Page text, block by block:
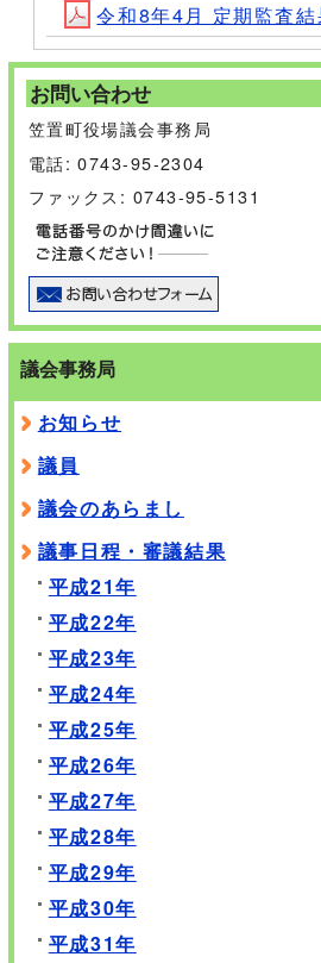
令和8年4月 定期監査結
お問い合わせ
笠置町役場議会事務局
電話: 0743-95-2304
ファックス: 0743-95-5131
議会事務局
お知らせ
議員
議会のあらまし
議事日程・審議結果
平成21年
平成22年
平成23年
平成24年
平成25年
平成26年
平成27年
平成28年
平成29年
平成30年
平成31年